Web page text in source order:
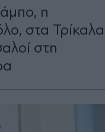
η
στα Τρίκαλα
στη